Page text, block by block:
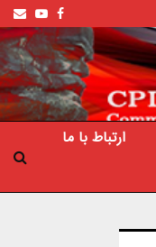
Facebook
ارتباط با ما